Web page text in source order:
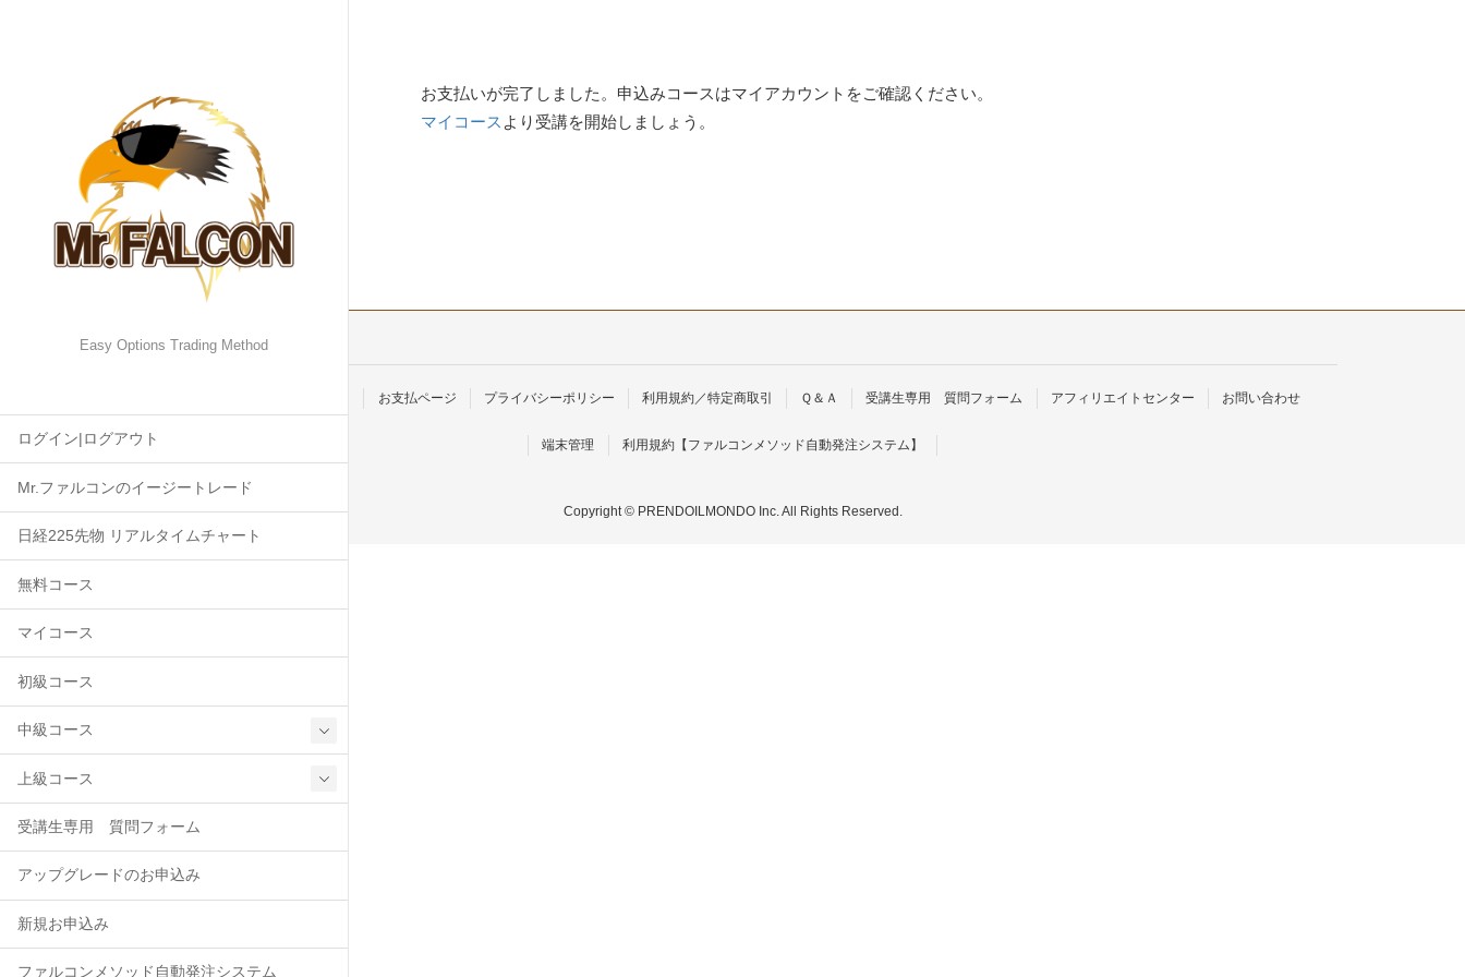
Easy Options Trading Method
ログイン|ログアウト
Mr.ファルコンのイージートレード
日経225先物 リアルタイムチャート
無料コース
マイコース
初級コース
中級コース
上級コース
受講生専用 質問フォーム
アップグレードのお申込み
新規お申込み
ファルコンメソッド自動発注システム
お支払いが完了しました。申込みコースはマイアカウントをご確認ください。
マイコース より受講を開始しましょう。
お支払ページ プライバシーポリシー 利用規約／特定商取引 Ｑ＆Ａ 受講生専用 質問フォーム アフィリエイトセンター お問い合わせ
端末管理 利用規約【ファルコンメソッド自動発注システム】
Copyright © PRENDOILMONDO Inc. All Rights Reserved.